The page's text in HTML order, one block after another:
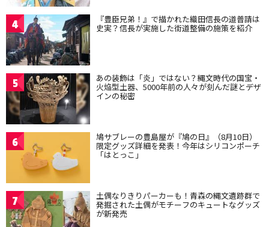
4 『豊臣兄弟！』で描かれた織田信長の道普請は
史実？信長が実施した街道整備の施策を紹介
5 あの装飾は「炎」ではない？縄文時代の国宝・
火焔型土器、5000年前の人々が刻んだ謎とデザ
インの秘密
6 鳩サブレーの豊島屋が『鳩の日』（8月10日）
限定グッズ詳細を発表！今年はシリコンポーチ
「はとっこ」
7 土偶なりきりパーカーも！青森の縄文遺跡群で
発掘された土偶がモチーフのキュートなグッズ
が新発売